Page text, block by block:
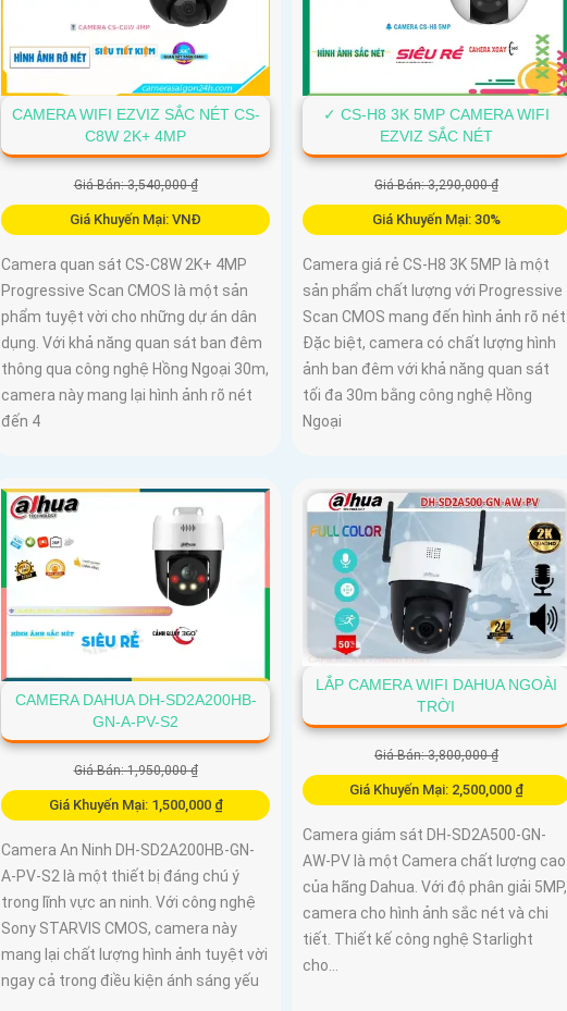
CAMERA WIFI EZVIZ SẮC NÉT CS-
C8W 2K+ 4MP
Giá Bán: 3,540,000 ₫
Giá Khuyến Mại: VNĐ
Camera quan sát CS-C8W 2K+ 4MP
Progressive Scan CMOS là một sản
phẩm tuyệt vời cho những dự án dân
dụng. Với khả năng quan sát ban đêm
thông qua công nghệ Hồng Ngoại 30m,
camera này mang lại hình ảnh rõ nét
đến 4
✓ CS-H8 3K 5MP CAMERA WIFI
EZVIZ SẮC NÉT
Giá Bán: 3,290,000 ₫
Giá Khuyến Mại: 30%
Camera giá rẻ CS-H8 3K 5MP là một
sản phẩm chất lượng với Progressive
Scan CMOS mang đến hình ảnh rõ nét.
Đặc biệt, camera có chất lượng hình
ảnh ban đêm với khả năng quan sát
tối đa 30m bằng công nghệ Hồng
Ngoại
CAMERA DAHUA DH-SD2A200HB-
GN-A-PV-S2
Giá Bán: 1,950,000 ₫
Giá Khuyến Mại: 1,500,000 ₫
Camera An Ninh DH-SD2A200HB-GN-
A-PV-S2 là một thiết bị đáng chú ý
trong lĩnh vực an ninh. Với công nghệ
Sony STARVIS CMOS, camera này
mang lại chất lượng hình ảnh tuyệt vời
ngay cả trong điều kiện ánh sáng yếu
LẮP CAMERA WIFI DAHUA NGOÀI
TRỜI
Giá Bán: 3,800,000 ₫
Giá Khuyến Mại: 2,500,000 ₫
Camera giám sát DH-SD2A500-GN-
AW-PV là một Camera chất lượng cao
của hãng Dahua. Với độ phân giải 5MP,
camera cho hình ảnh sắc nét và chi
tiết. Thiết kế công nghệ Starlight
cho...